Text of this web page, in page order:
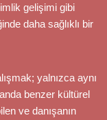
gelişimi gibi
daha sağlıklı bir
yalnızca aynı
benzer kültürel
ve danışanın